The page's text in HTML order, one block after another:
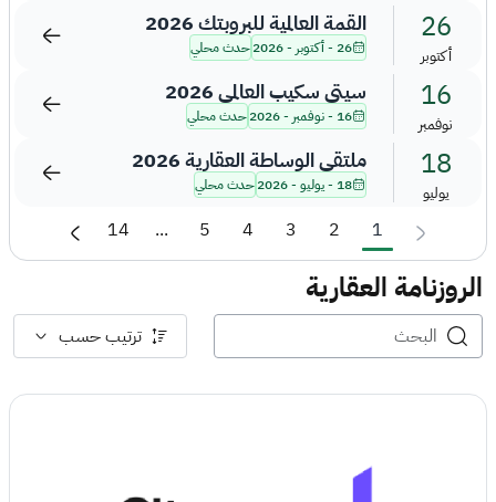
26
أكتوبر
القمة العالمية للبروبتك 2026
26 - أكتوبر - 2026 حدث محلي
16
نوفمبر
سيتي سكيب العالمي 2026
16 - نوفمبر - 2026 حدث محلي
18
يوليو
ملتقى الوساطة العقارية 2026
18 - يوليو - 2026 حدث محلي
1
2
3
4
5
...
14
الروزنامة العقارية
ترتيب حسب